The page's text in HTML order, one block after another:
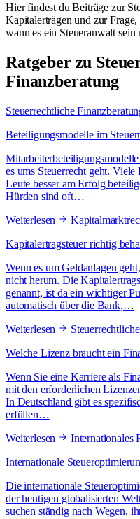
Hier findest du Beiträge zur
Kapitalerträgen und zur
wann es ein Steueranwalt sein
Ratgeber zu
Finanzberatung
Steuerrechtliche
Beteiligungsmodelle im
es ums Steuerrecht geht.
Leute besser am Erfolg
Hürden sind oft…
Weiterlesen
Kapitalertragsteuer richtig
Wenn es um Geldanlagen
nicht herum. Die
genannt, ist da ein wichtiger
automatisch über die Bank,…
Weiterlesen
Welche Lizenz braucht ein
Wenn Sie eine Karriere als
mit den erforderlichen
In Deutschland gibt es
erfüllen…
Weiterlesen
Internationales
Internationale
Die internationale
der heutigen globalisierten
suchen ständig nach Wegen,